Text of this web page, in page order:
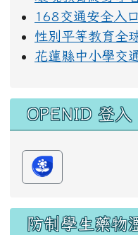
168交通安全入
性別平等教育全
花蓮縣中小學交
OPENID 登入
防制學生藥物